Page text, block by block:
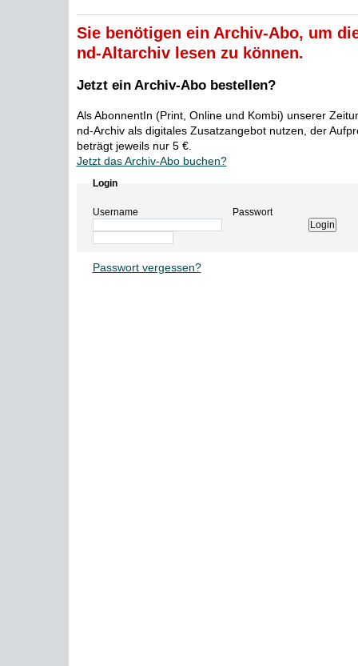
Sie benötigen ein Archiv-Abo, um
nd-Altarchiv lesen zu können.
Jetzt ein Archiv-Abo bestellen?
Als AbonnentIn (Print, Online und Kombi) unserer
nd-Archiv als digitales Zusatzangebot nutzen, der
beträgt jeweils nur 5 €.
Jetzt das Archiv-Abo buchen?
Login
Username Passwort
Passwort vergessen?